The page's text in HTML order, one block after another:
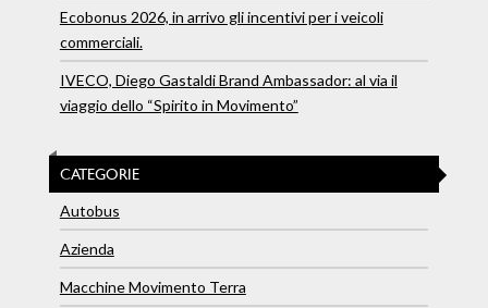
Ecobonus 2026, in arrivo gli incentivi per i veicoli
commerciali.
IVECO, Diego Gastaldi Brand Ambassador: al via il
viaggio dello “Spirito in Movimento”
CATEGORIE
Autobus
Azienda
Macchine Movimento Terra